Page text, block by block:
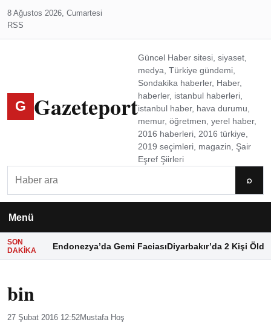
8 Ağustos 2026, Cumartesi
RSS
G Gazeteport
Güncel Haber sitesi, siyaset,
medya, Türkiye gündemi,
Sondakika haberler, Haber,
haberler, istanbul haberleri,
istanbul haber, hava durumu,
memur, öğretmen, yerel haber,
2016 haberleri, 2016 türkiye,
2019 seçimleri, magazin, Şair
Eşref Şiirleri
⌕
Menü
SON
DAKIKA
Endonezya’da Gemi FaciasıDiyarbakır’da 2 Kişi Öldü
bin
27 Şubat 2016 12:52Mustafa Hoş